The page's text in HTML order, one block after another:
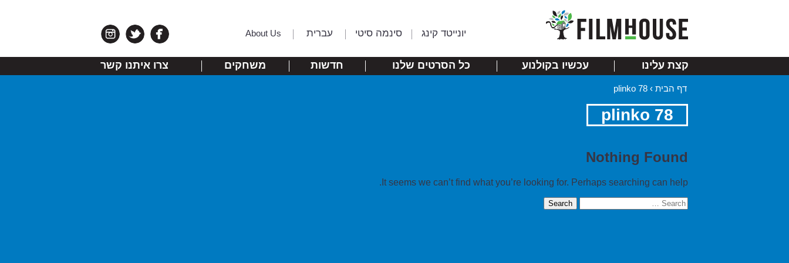
יונייטד קינג סינמה סיטי עברית About Us
קצת עלינו עכשיו בקולנוע כל הסרטים שלנו חדשות משחקים צרו איתנו קשר
דף הבית ›
78 plinko
78 plinko
Nothing Found
It seems we can’t find what you’re looking for. Perhaps searching can help.
Search
for: